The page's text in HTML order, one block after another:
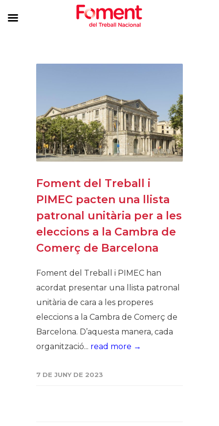
Foment del Treball i
PIMEC pacten una llista
patronal unitària per a les
eleccions a la Cambra de
Comerç de Barcelona
Foment del Treball i PIMEC han
acordat presentar una llista patronal
unitària de cara a les properes
eleccions a la Cambra de Comerç de
Barcelona. D’aquesta manera, cada
organització... read more →
7 DE JUNY DE 2023